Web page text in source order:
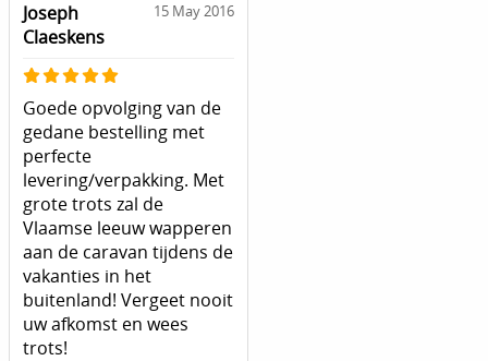
Joseph
Claeskens
15 May 2016
Goede opvolging van de
gedane bestelling met
perfecte
levering/verpakking. Met
grote trots zal de
Vlaamse leeuw wapperen
aan de caravan tijdens de
vakanties in het
buitenland! Vergeet nooit
uw afkomst en wees
trots!